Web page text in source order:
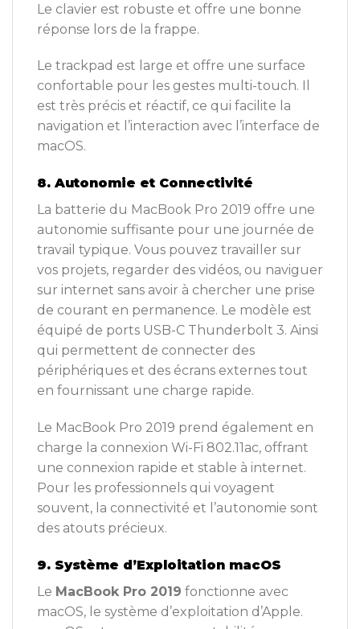
Le clavier est robuste et offre une bonne
réponse lors de la frappe.
Le trackpad est large et offre une surface
confortable pour les gestes multi-touch. Il
est très précis et réactif, ce qui facilite la
navigation et l’interaction avec l’interface de
macOS.
8. Autonomie et Connectivité
La batterie du MacBook Pro 2019 offre une
autonomie suffisante pour une journée de
travail typique. Vous pouvez travailler sur
vos projets, regarder des vidéos, ou naviguer
sur internet sans avoir à chercher une prise
de courant en permanence. Le modèle est
équipé de ports USB-C Thunderbolt 3. Ainsi
qui permettent de connecter des
périphériques et des écrans externes tout
en fournissant une charge rapide.
Le MacBook Pro 2019 prend également en
charge la connexion Wi-Fi 802.11ac, offrant
une connexion rapide et stable à internet.
Pour les professionnels qui voyagent
souvent, la connectivité et l’autonomie sont
des atouts précieux.
9. Système d’Exploitation macOS
Le MacBook Pro 2019 fonctionne avec
macOS, le système d’exploitation d’Apple.